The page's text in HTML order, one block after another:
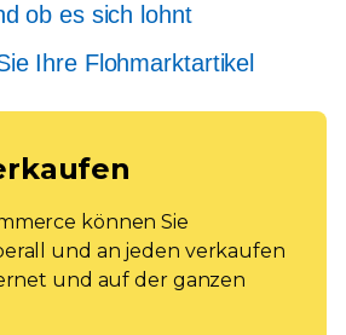
ob es sich lohnt
Ihre Flohmarktartikel
können Sie
und an jeden verkaufen
und auf der ganzen